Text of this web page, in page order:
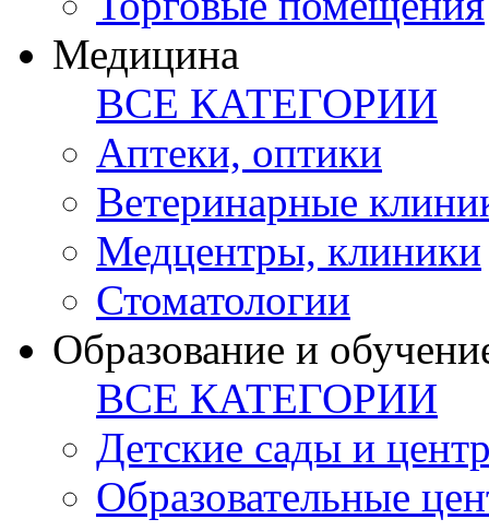
Медицина
ВСЕ КАТЕГОРИИ
Аптеки, оптики
Ветеринарные
Медцентры, клиники
Стоматологии
Образование и
ВСЕ КАТЕГОРИИ
Детские сады и
Образовательные